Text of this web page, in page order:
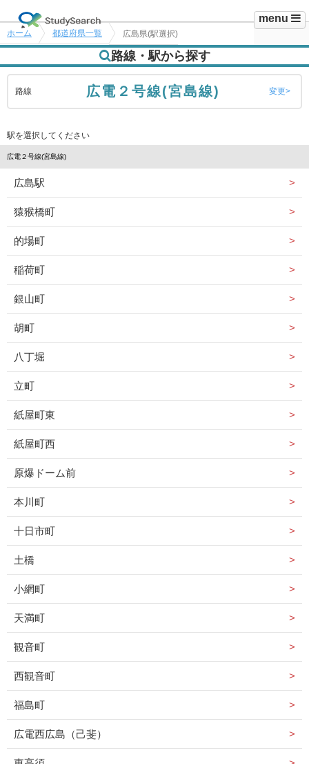
menu
ホーム 都道府県一覧 広島県(駅選択)
路線・駅から探す
路線 広電２号線(宮島線) 変更
駅を選択してください
広電２号線(宮島線)
広島駅
猿猴橋町
的場町
稲荷町
銀山町
胡町
八丁堀
立町
紙屋町東
紙屋町西
原爆ドーム前
本川町
十日市町
土橋
小網町
天満町
観音町
西観音町
福島町
広電西広島（己斐）